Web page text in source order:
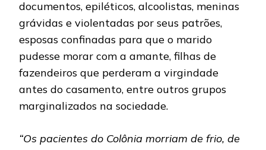
documentos, epiléticos, alcoolistas, meninas
grávidas e violentadas por seus patrões,
esposas confinadas para que o marido
pudesse morar com a amante, filhas de
fazendeiros que perderam a virgindade
antes do casamento, entre outros grupos
marginalizados na sociedade.
“Os pacientes do Colônia morriam de frio, de